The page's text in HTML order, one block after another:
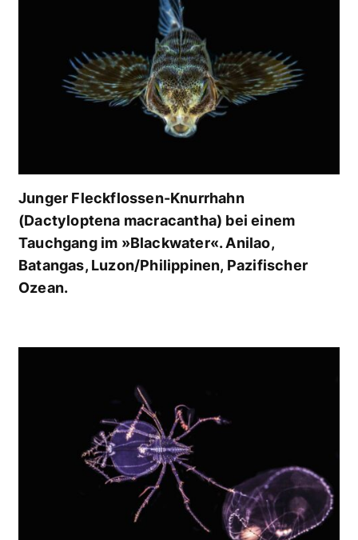
Junger Fleckflossen-Knurrhahn
(Dactyloptena macracantha) bei einem
Tauchgang im »Blackwater«. Anilao,
Batangas, Luzon/Philippinen, Pazifischer
Ozean.